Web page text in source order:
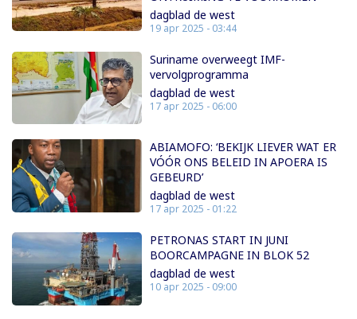
dagblad de west
19 apr 2025 - 03:44
Suriname overweegt IMF-
vervolgprogramma
dagblad de west
17 apr 2025 - 06:00
ABIAMOFO: ‘BEKIJK LIEVER WAT ER
VÓÓR ONS BELEID IN APOERA IS
GEBEURD’
dagblad de west
17 apr 2025 - 01:22
PETRONAS START IN JUNI
BOORCAMPAGNE IN BLOK 52
dagblad de west
10 apr 2025 - 09:00